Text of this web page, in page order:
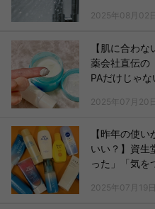
2025年08月02日
【肌に合わ
薬会社直伝の
PAだけじゃ
2025年07月20日
【昨年の使
いい？】資
った」「気を
2025年07月19日